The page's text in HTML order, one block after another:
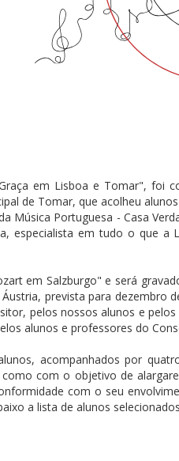
em Lisboa e Tomar", foi
de Tomar, que acolheu
Música Portuguesa - Casa
especialista em tudo o que
em Salzburgo" e será
prevista para
pelos nossos alunos e
alunos e professores do
acompanhados por
com o objetivo de
com o seu
a lista de alunos